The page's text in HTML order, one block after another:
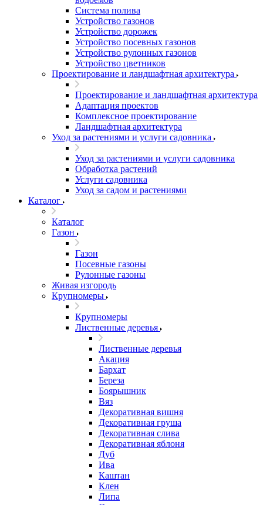
Система полива
Устройство газонов
Устройство дорожек
Устройство посевных газонов
Устройство рулонных газонов
Устройство цветников
Проектирование и ландшафтная архитектура
Проектирование и ландшафтная архитектура
Адаптация проектов
Комплексное проектирование
Ландшафтная архитектура
Уход за растениями и услуги садовника
Уход за растениями и услуги садовника
Обработка растений
Услуги садовника
Уход за садом и растениями
Каталог
Каталог
Газон
Газон
Посевные газоны
Рулонные газоны
Живая изгородь
Крупномеры
Крупномеры
Лиственные деревья
Лиственные деревья
Акация
Бархат
Береза
Боярышник
Вяз
Декоративная вишня
Декоративная груша
Декоративная слива
Декоративная яблоня
Дуб
Ива
Каштан
Клен
Липа